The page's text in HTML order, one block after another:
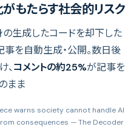
もたらす社会的リスク
の生成したコードを却下した
を自動生成・公開。数日後
、コメントの約25%が記事を
まま
warns society cannot handle AI
consequences — The Decoder